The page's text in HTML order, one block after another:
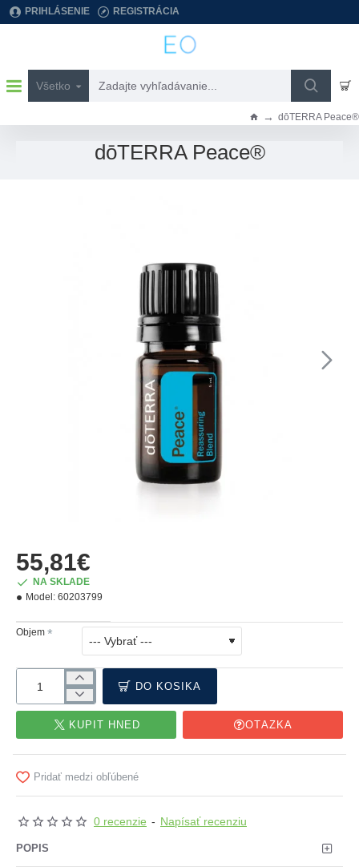
PRIHLÁSENIE REGISTRÁCIA
Všetko
Zadajte
dōTERRA Peace®
h
o
m
dōTERRA Peace®
0 recenzie - Napísať recenziu
55,81€
NA SKLADE
Model: 60203799
Objem
DO KOŠÍKA
KÚPIŤ HNEĎ OTÁZKA
Pridať medzi obľúbené
POPIS